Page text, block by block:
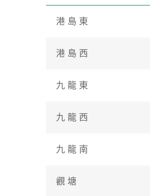
港 島 東
港 島 西
九 龍 東
九 龍 西
九 龍 南
觀 塘